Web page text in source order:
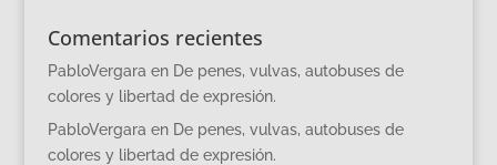
Comentarios recientes
PabloVergara en De penes, vulvas, autobuses de
colores y libertad de expresión.
PabloVergara en De penes, vulvas, autobuses de
colores y libertad de expresión.